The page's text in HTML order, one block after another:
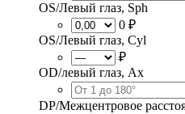
OS/Левый глаз, Sph
0 ₽
OS/Левый глаз, Cyl
₽
OD/левый глаз, Ax
DP/Межцентровое